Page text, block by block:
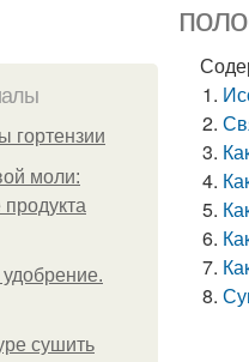
гортензии
моли:
сушить